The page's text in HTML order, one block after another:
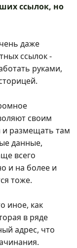
ссылок, но
даже
ссылок -
руками,
своим
и размещать там
данные,
всего
и на более и
тоже.
иное, как
в ряде
адрес, что